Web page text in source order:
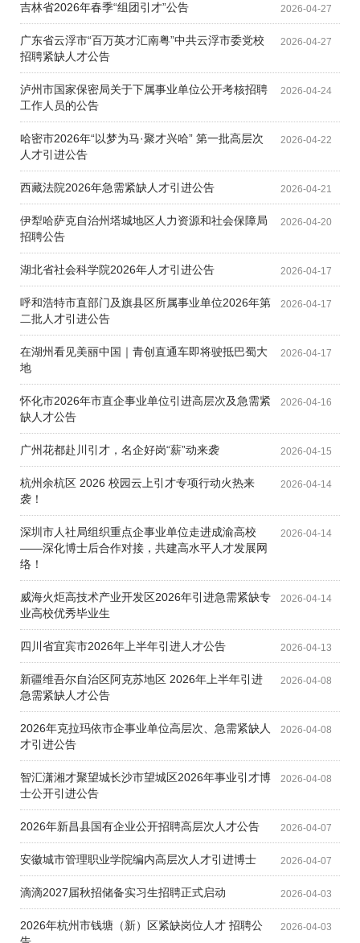
2026-04-27
吉林省2026年春季“组团引才”公告
2026-04-27
广东省云浮市“百万英才汇南粤”中共云浮市委党校
招聘紧缺人才公告
2026-04-24
泸州市国家保密局关于下属事业单位公开考核招聘
工作人员的公告
2026-04-22
哈密市2026年“以梦为马·聚才兴哈” 第一批高层次
人才引进公告
2026-04-21
西藏法院2026年急需紧缺人才引进公告
2026-04-20
伊犁哈萨克自治州塔城地区人力资源和社会保障局
招聘公告
2026-04-17
湖北省社会科学院2026年人才引进公告
2026-04-17
呼和浩特市直部门及旗县区所属事业单位2026年第
二批人才引进公告
2026-04-17
在湖州看见美丽中国｜青创直通车即将驶抵巴蜀大
地
2026-04-16
怀化市2026年市直企事业单位引进高层次及急需紧
缺人才公告
2026-04-15
广州花都赴川引才，名企好岗“薪”动来袭
2026-04-14
杭州余杭区 2026 校园云上引才专项行动火热来
袭！
2026-04-14
深圳市人社局组织重点企事业单位走进成渝高校
——深化博士后合作对接，共建高水平人才发展网
络！
2026-04-14
威海火炬高技术产业开发区2026年引进急需紧缺专
业高校优秀毕业生
2026-04-13
四川省宜宾市2026年上半年引进人才公告
2026-04-08
新疆维吾尔自治区阿克苏地区 2026年上半年引进
急需紧缺人才公告
2026-04-08
2026年克拉玛依市企事业单位高层次、急需紧缺人
才引进公告
2026-04-08
智汇潇湘才聚望城长沙市望城区2026年事业引才博
士公开引进公告
2026-04-07
2026年新昌县国有企业公开招聘高层次人才公告
2026-04-07
安徽城市管理职业学院编内高层次人才引进博士
2026-04-03
滴滴2027届秋招储备实习生招聘正式启动
2026-04-03
2026年杭州市钱塘（新）区紧缺岗位人才 招聘公